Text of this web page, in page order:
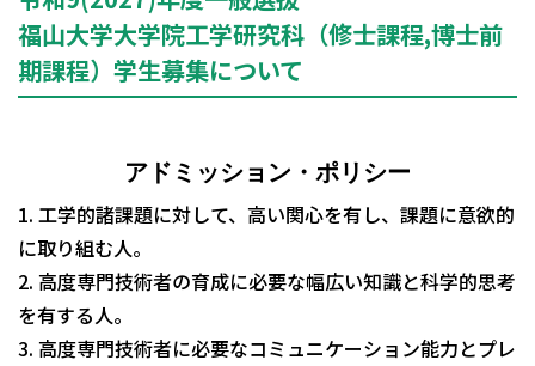
福山大学大学院工学研究科（修士課程,博士前
期課程）学生募集について
アドミッション・ポリシー
1. 工学的諸課題に対して、高い関心を有し、課題に意欲的
に取り組む人。
2. 高度専門技術者の育成に必要な幅広い知識と科学的思考
を有する人。
3. 高度専門技術者に必要なコミュニケーション能力とプレ